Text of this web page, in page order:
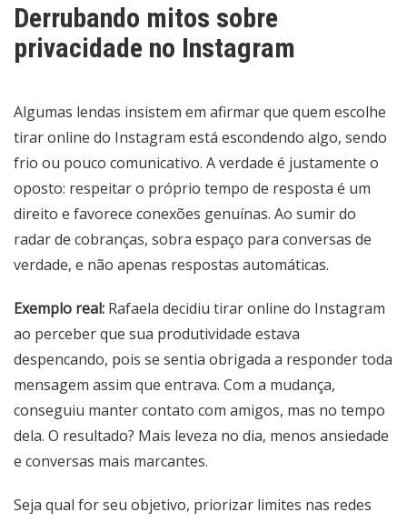
Derrubando mitos sobre
privacidade no Instagram
Algumas lendas insistem em afirmar que quem escolhe
tirar online do Instagram está escondendo algo, sendo
frio ou pouco comunicativo. A verdade é justamente o
oposto: respeitar o próprio tempo de resposta é um
direito e favorece conexões genuínas. Ao sumir do
radar de cobranças, sobra espaço para conversas de
verdade, e não apenas respostas automáticas.
Exemplo real: Rafaela decidiu tirar online do Instagram
ao perceber que sua produtividade estava
despencando, pois se sentia obrigada a responder toda
mensagem assim que entrava. Com a mudança,
conseguiu manter contato com amigos, mas no tempo
dela. O resultado? Mais leveza no dia, menos ansiedade
e conversas mais marcantes.
Seja qual for seu objetivo, priorizar limites nas redes